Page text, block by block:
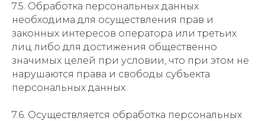
7.5. Обработка персональных данных
необходима для осуществления прав и
законных интересов оператора или третьих
лиц либо для достижения общественно
значимых целей при условии, что при этом не
нарушаются права и свободы субъекта
персональных данных.
7.6. Осуществляется обработка персональных